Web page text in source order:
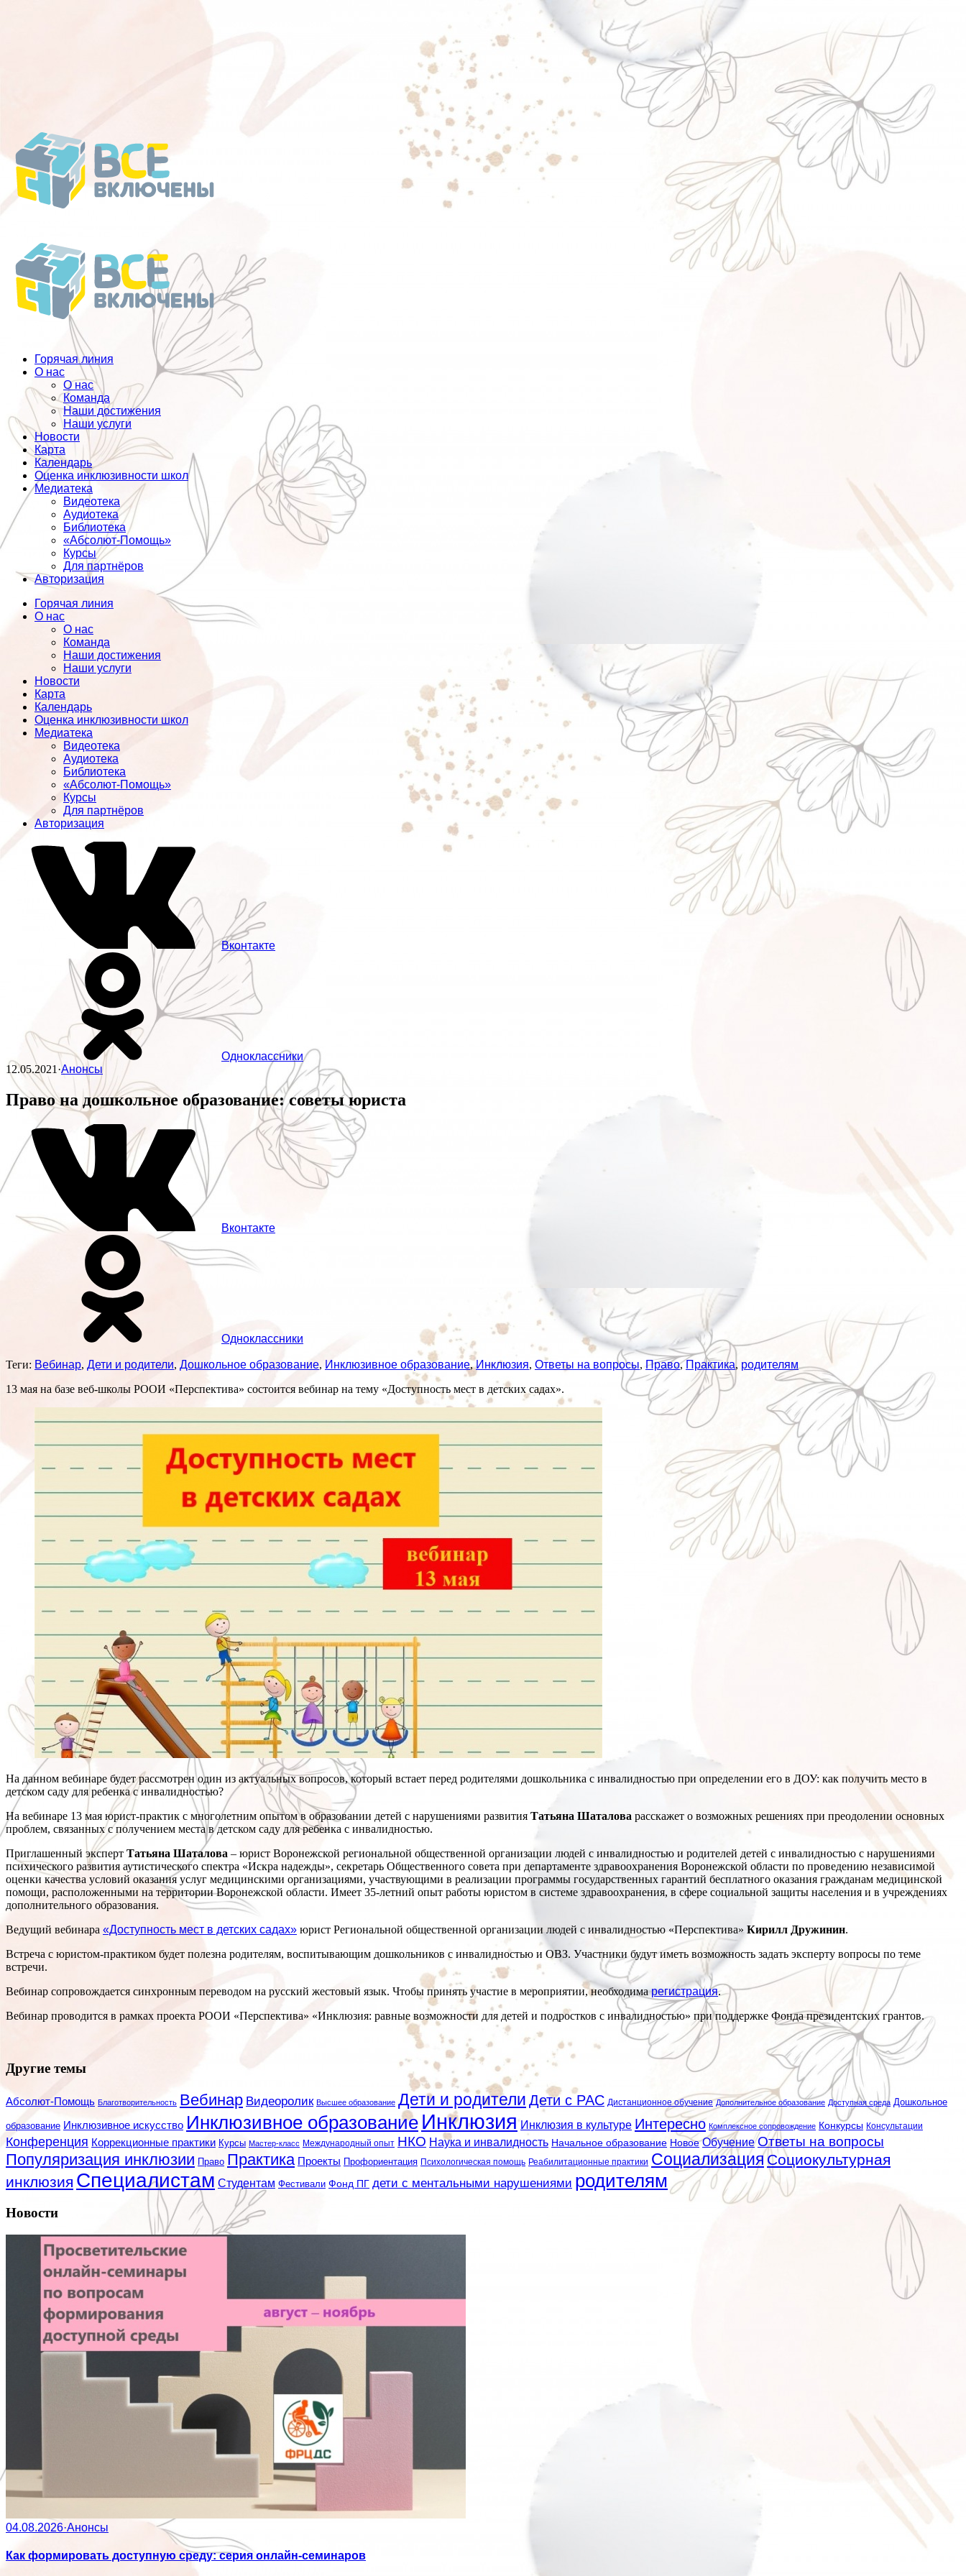
Горячая линия
О нас
О нас
Команда
Наши достижения
Наши услуги
Новости
Карта
Календарь
Оценка инклюзивности школ
Медиатека
Видеотека
Аудиотека
Библиотека
«Абсолют-Помощь»
Курсы
Для партнёров
Авторизация
Горячая линия
О нас
О нас
Команда
Наши достижения
Наши услуги
Новости
Карта
Календарь
Оценка инклюзивности школ
Медиатека
Видеотека
Аудиотека
Библиотека
«Абсолют-Помощь»
Курсы
Для партнёров
Авторизация
Вконтакте
Одноклассники
12.05.2021·Анонсы
Право на дошкольное образование: советы юриста
Вконтакте
Одноклассники
Теги: Вебинар, Дети и родители, Дошкольное образование, Инклюзивное образование,Инклюзия, Ответы на вопросы, Право,Практика, родителям
13 мая на базе веб-школы РООИ «Перспектива» состоится вебинар на тему «Доступность мест в детских садах».
На данном вебинаре будет рассмотрен один из актуальных вопросов, который встает перед родителями дошкольника с инвалидностью при определении его в ДОУ: как получить место в
детском саду для ребенка с инвалидностью?
На вебинаре 13 мая юрист-практик с многолетним опытом в образовании детей с нарушениями развития Татьяна Шаталова расскажет о возможных решениях при преодолении основных
проблем, связанных с получением места в детском саду для ребенка с инвалидностью.
Приглашенный эксперт Татьяна Шаталова – юрист Воронежской региональной общественной организации людей с инвалидностью и родителей детей с инвалидностью с нарушениями
психического развития аутистического спектра «Искра надежды», секретарь Общественного совета при департаменте здравоохранения Воронежской области по проведению независимой
оценки качества условий оказания услуг медицинскими организациями, участвующими в реализации программы государственных гарантий бесплатного оказания гражданам медицинской
помощи, расположенными на территории Воронежской области. Имеет 35-летний опыт работы юристом в системе здравоохранения, в сфере социальной защиты населения и в учреждениях
дополнительного образования.
Ведущий вебинара «Доступность мест в детских садах» юрист Региональной общественной организации людей с инвалидностью «Перспектива» Кирилл Дружинин.
Встреча с юристом-практиком будет полезна родителям, воспитывающим дошкольников с инвалидностью и ОВЗ. Участники будут иметь возможность задать эксперту вопросы по теме
встречи.
Вебинар сопровождается синхронным переводом на русский жестовый язык. Чтобы принять участие в мероприятии, необходимарегистрация.
Вебинар проводится в рамках проекта РООИ «Перспектива» «Инклюзия: равные возможности для детей и подростков с инвалидностью» при поддержке Фонда президентских грантов.
Другие темы
Абсолют-Помощь Благотворительность Вебинар Видеоролик Высшее образование Дети и родители Дети с РАС Дистанционное обучение Дополнительное образование Доступная среда Дошкольное
образование Инклюзивное искусство Инклюзивное образование Инклюзия Инклюзия в культуре Интересно Комплексное сопровождение Конкурсы Консультации
Конференция Коррекционные практики Курсы Мастер-класс Международный опыт НКО Наука и инвалидность Начальное образование Новое Обучение Ответы на вопросы
Популяризация инклюзии Право Практика Проекты Профориентация Психологическая помощь Реабилитационные практики Социализация Социокультурная
инклюзия Специалистам Студентам Фестивали Фонд ПГ дети с ментальными нарушениями родителям
Новости
04.08.2026·Анонсы
Как формировать доступную среду: серия онлайн-семинаров